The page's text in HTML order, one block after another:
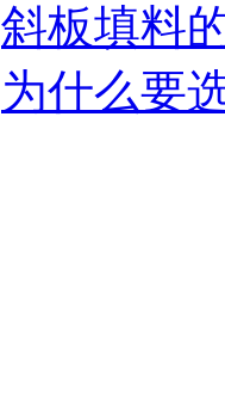
斜板填料
为什么要